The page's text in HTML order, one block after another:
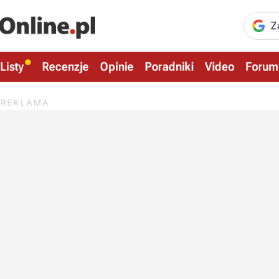
Listy Recenzje Opinie Poradniki Video Forum